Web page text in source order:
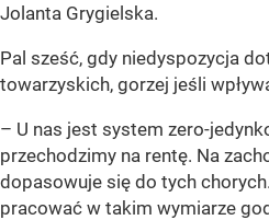
Jolanta Grygielska.
Pal sześć, gdy niedyspozycja
towarzyskich, gorzej jeśli
– U nas jest system zero-
przechodzimy na rentę. Na
dopasowuje się do tych
pracować w takim wymiarze